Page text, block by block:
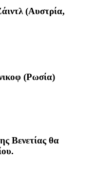
(Αυστρία,
(Ρωσία)
Βενετίας θα